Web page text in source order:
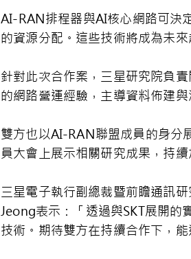
AI-RAN排程器與AI核心網路可決
的資源分配。這些技術將成為未
針對此次合作案，三星研究院負
的網路營運經驗，主導資料佈建與
雙方也以AI-RAN聯盟成員的身分
員大會上展示相關研究成果，持續
三星電子執行副總裁暨前瞻通訊
Jeong表示：「透過與SKT展開
技術。期待雙方在持續合作下，